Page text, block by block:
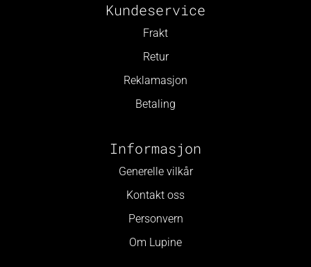
Kundeservice
Frakt
Retur
Reklamasjon
Betaling
Informasjon
Generelle vilkår
Kontakt oss
Personvern
Om Lupine